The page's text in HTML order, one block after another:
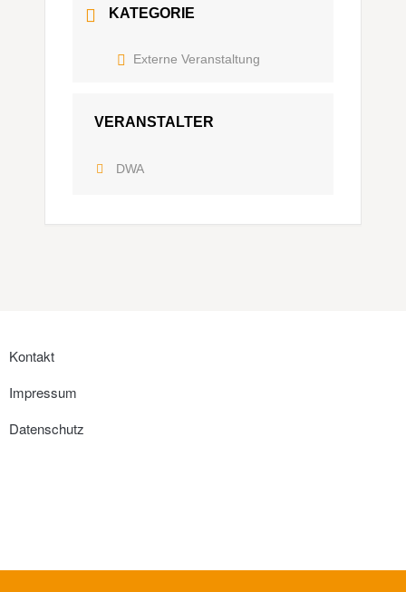
KATEGORIE
Externe Veranstaltung
VERANSTALTER
DWA
Kontakt
Impressum
Datenschutz